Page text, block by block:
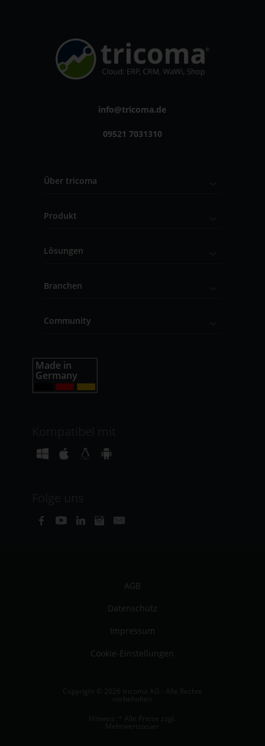
info@tricoma.de
09521 7031310
Über tricoma
Produkt
Lösungen
Branchen
Community
AGB
Datenschutz
Impressum
Cookie-Einstellungen